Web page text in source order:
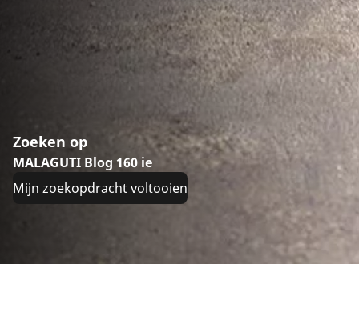
Zoeken op
MALAGUTI Blog 160 ie
Mijn zoekopdracht voltooien